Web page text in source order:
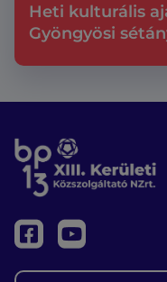
Heti kulturális
Gyöngyösi